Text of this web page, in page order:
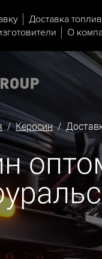
Доставка
О
/Керосин/